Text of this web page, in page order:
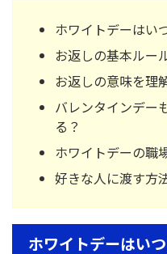
ホワイトデーはい
お返しの基本ルー
お返しの意味を理
バレンタインデー
る？
ホワイトデーの職
好きな人に渡す方
ホワイトデーはい